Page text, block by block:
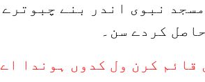
نبوی اندر بنے چبوترے
کردے سن۔